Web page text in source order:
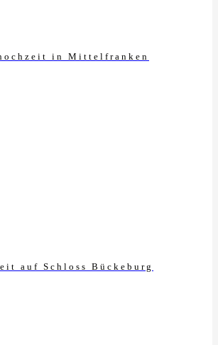
in Mittelfranken
auf Schloss Bückeburg